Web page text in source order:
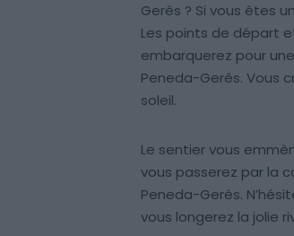
Gerês ? Si vous êtes
Les points de départ
embarquerez pour
Peneda-Gerês. Vous
soleil.
Le sentier vous
vous passerez par la
Peneda-Gerês.
vous longerez la jolie